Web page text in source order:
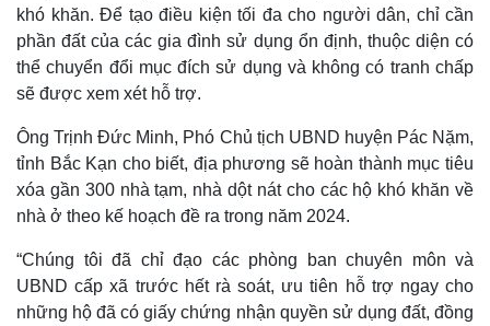
Quan sát
Cuộc sống đó đây
Hồ sơ
Video
Ảnh
E-Magazine
khó khăn. Để tạo điều kiện tối đa cho người dân, chỉ cần
phần đất của các gia đình sử dụng ổn định, thuộc diện có
thể chuyển đổi mục đích sử dụng và không có tranh chấp
sẽ được xem xét hỗ trợ.
Ông Trịnh Đức Minh, Phó Chủ tịch UBND huyện Pác Nặm,
tỉnh Bắc Kạn cho biết, địa phương sẽ hoàn thành mục tiêu
xóa gần 300 nhà tạm, nhà dột nát cho các hộ khó khăn về
nhà ở theo kế hoạch đề ra trong năm 2024.
“Chúng tôi đã chỉ đạo các phòng ban chuyên môn và
UBND cấp xã trước hết rà soát, ưu tiên hỗ trợ ngay cho
những hộ đã có giấy chứng nhận quyền sử dụng đất, đồng